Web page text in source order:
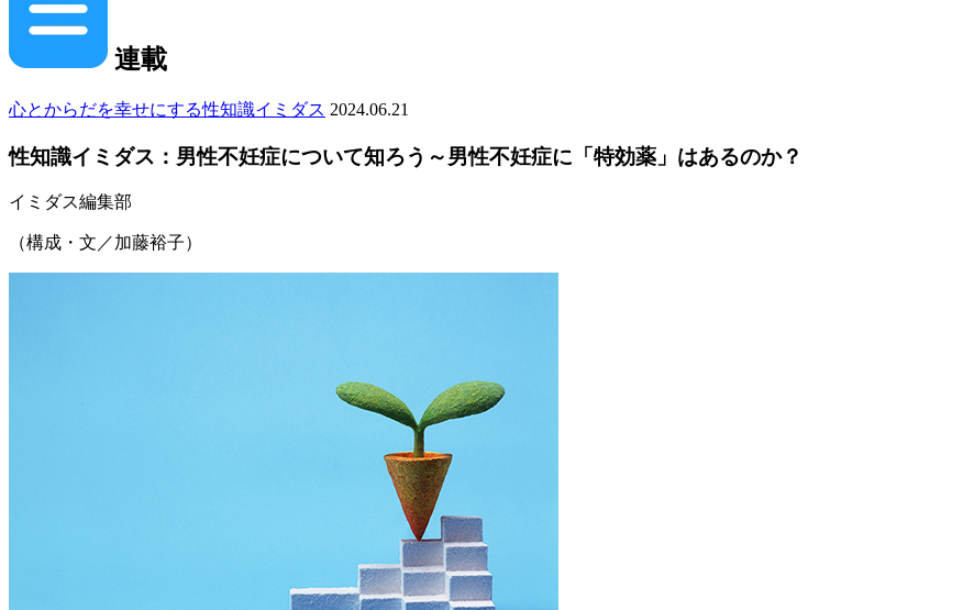
連載
心とからだを幸せにする性知識イミダス 2024.06.21
性知識イミダス：男性不妊症について知ろう～男性不妊症に「特効薬」はあるのか？
イミダス編集部
（構成・文／加藤裕子）